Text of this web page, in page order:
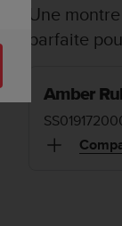
Une
parfaite
Amber